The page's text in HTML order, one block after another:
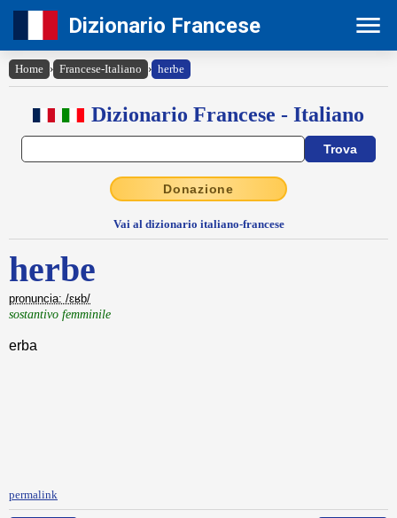
Dizionario Francese
Home › Francese-Italiano › herbe
Dizionario Francese - Italiano
Donazione
Vai al dizionario italiano-francese
herbe
pronuncia: /ɛʁb/
sostantivo femminile
erba
permalink